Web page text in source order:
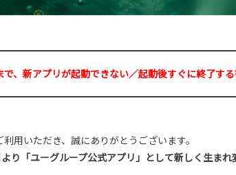
で、新アプリが起動できない／起動後すぐに終了す
用いただき、誠にありがとうございます。
り「ユーグループ公式アプリ」として新しく生まれ